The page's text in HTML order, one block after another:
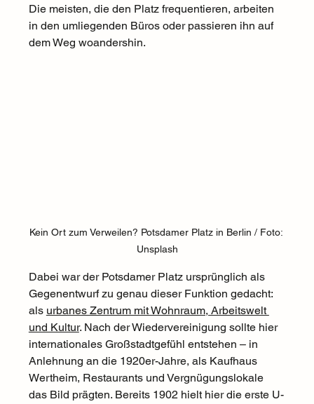
Die meisten, die den Platz frequentieren, arbeiten
in den umliegenden Büros oder passieren ihn auf
dem Weg woandershin.
Kein Ort zum Verweilen? Potsdamer Platz in Berlin / Foto:
Unsplash
Dabei war der Potsdamer Platz ursprünglich als
Gegenentwurf zu genau dieser Funktion gedacht:
als urbanes Zentrum mit Wohnraum, Arbeitswelt
und Kultur. Nach der Wiedervereinigung sollte hier
internationales Großstadtgefühl entstehen – in
Anlehnung an die 1920er-Jahre, als Kaufhaus
Wertheim, Restaurants und Vergnügungslokale
das Bild prägten. Bereits 1902 hielt hier die erste U-